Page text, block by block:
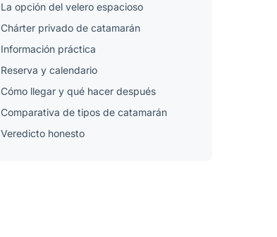
La opción del velero espacioso
Chárter privado de catamarán
Información práctica
Reserva y calendario
Cómo llegar y qué hacer después
Comparativa de tipos de catamarán
Veredicto honesto